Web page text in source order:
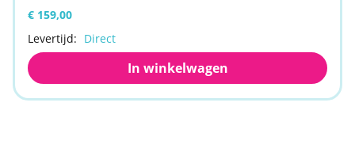
€ 159,00
Levertijd: Direct
In winkelwagen